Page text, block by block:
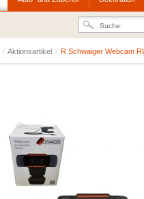
/ Aktionsartikel / R Schwaiger Webcam